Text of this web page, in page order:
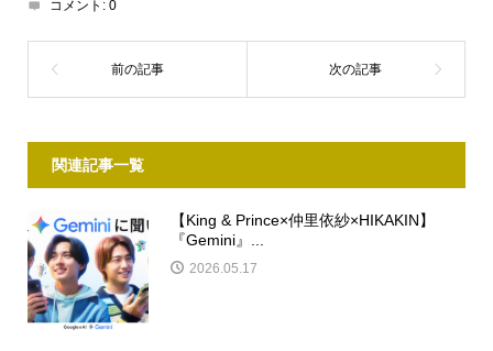
コメント: 0
関連記事一覧
【King & Prince×仲里依紗×HIKAKIN】
『Gemini』...
2026.05.17